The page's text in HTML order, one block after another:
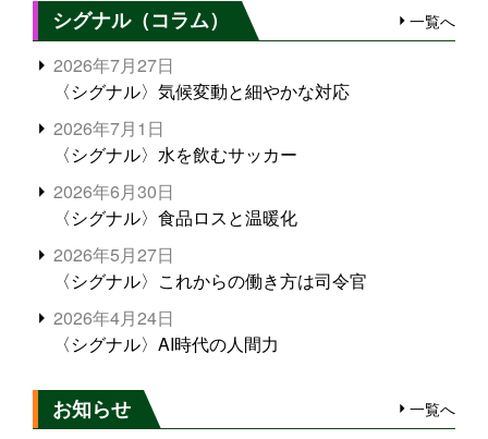
シグナル（コラム） 一覧へ
2026年7月27日
〈シグナル〉気候変動と細やかな対応
2026年7月1日
〈シグナル〉水を飲むサッカー
2026年6月30日
〈シグナル〉食品ロスと温暖化
2026年5月27日
〈シグナル〉これからの働き方は司令官
2026年4月24日
〈シグナル〉AI時代の人間力
お知らせ 一覧へ